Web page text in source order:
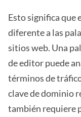
Esto significa que
diferente a las
sitios web. Una
de editor puede
términos de
clave de dominio
también requiere